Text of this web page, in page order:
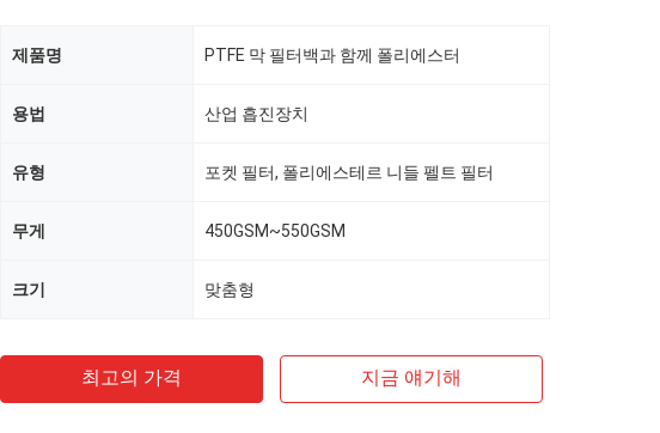
제품명 PTFE 막 필터백과 함께 폴리에스터
용법 산업 흡진장치
유형 포켓 필터, 폴리에스테르 니들 펠트 필터
무게 450GSM~550GSM
크기 맞춤형
최고의 가격 지금 얘기해